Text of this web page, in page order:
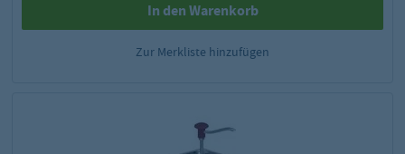
In den Warenkorb
Zur Merkliste hinzufügen